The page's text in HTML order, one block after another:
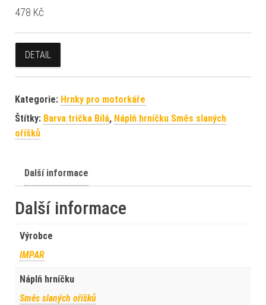
478 Kč
DETAIL
Kategorie: Hrnky pro motorkáře
Štítky: Barva trička Bílá, Náplň hrníčku Směs slaných
oříšků
Další informace
Další informace
Výrobce
IMPAR
Náplň hrníčku
Směs slaných oříšků